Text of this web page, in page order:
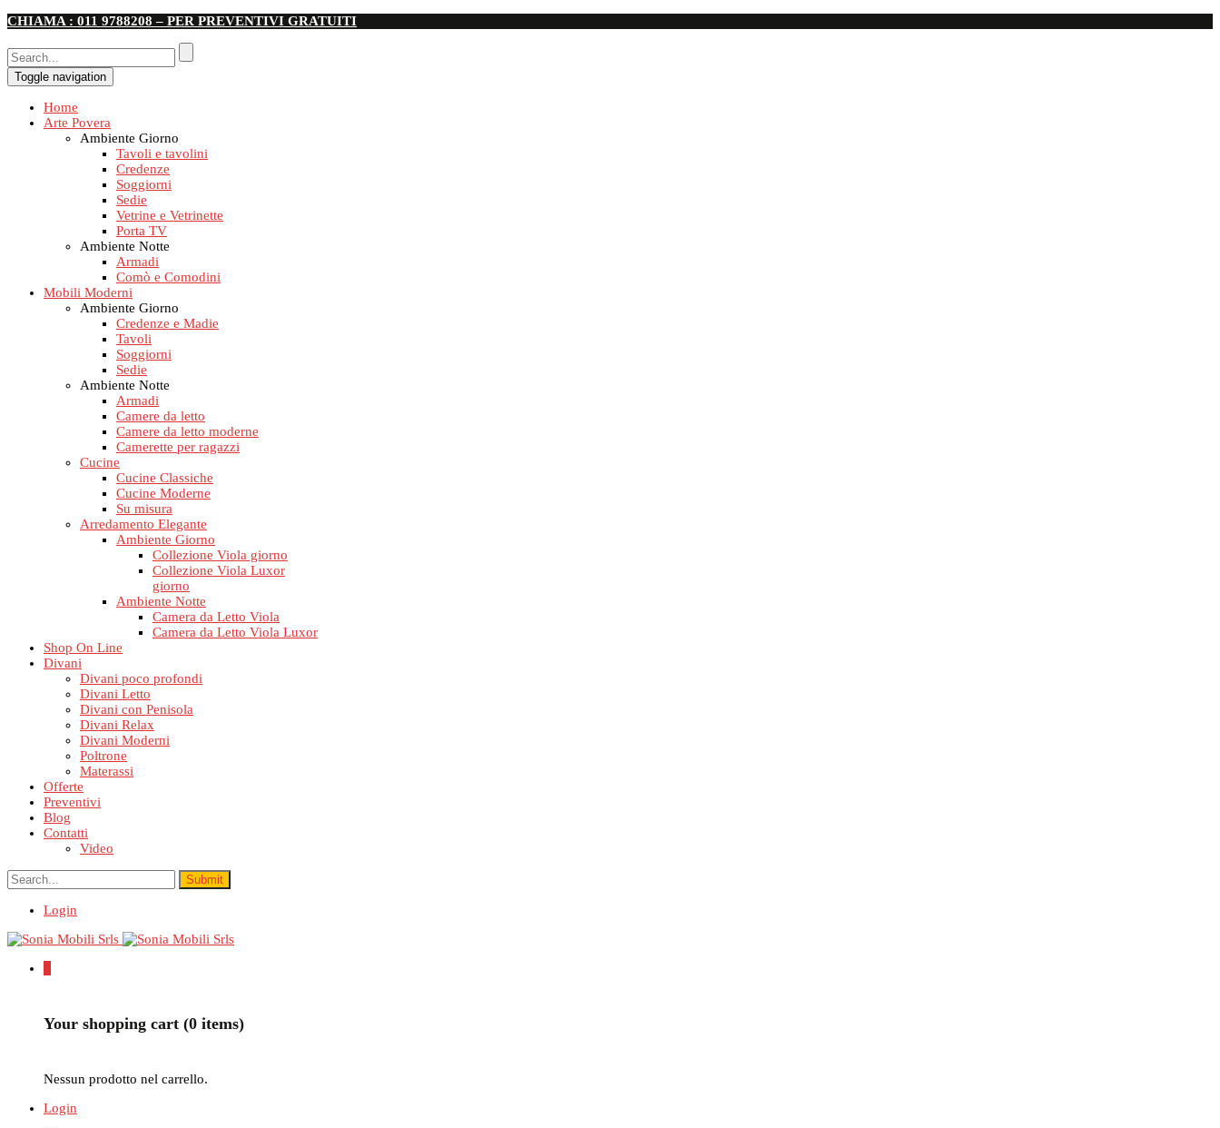
CHIAMA : 011 9788208 – PER PREVENTIVI GRATUITI
Toggle navigation
Home
Arte Povera
Ambiente Giorno
Tavoli e tavolini
Credenze
Soggiorni
Sedie
Vetrine e Vetrinette
Porta TV
Ambiente Notte
Armadi
Comò e Comodini
Mobili Moderni
Ambiente Giorno
Credenze e Madie
Tavoli
Soggiorni
Sedie
Ambiente Notte
Armadi
Camere da letto
Camere da letto moderne
Camerette per ragazzi
Cucine
Cucine Classiche
Cucine Moderne
Su misura
Arredamento Elegante
Ambiente Giorno
Collezione Viola giorno
Collezione Viola Luxor
giorno
Ambiente Notte
Camera da Letto Viola
Camera da Letto Viola Luxor
Shop On Line
Divani
Divani poco profondi
Divani Letto
Divani con Penisola
Divani Relax
Divani Moderni
Poltrone
Materassi
Offerte
Preventivi
Blog
Contatti
Video
Login
Your shopping cart (0 items)
Nessun prodotto nel carrello.
Login